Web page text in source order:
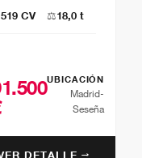
519 CV ⚖️18,0 t
UBICACIÓN
Madrid-
Seseña
DETALLE →